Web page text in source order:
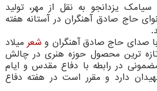
یزدانجو به نقل از مهر، تولید
حاج صادق آهنگران در آستانه هفته
صدای حاج صادق آهنگران و شعر میلاد
ترین محصول حوزه هنری در چالش
در رابطه با دفاع مقدس و ایام
دارد و مقرر است در هفته دفاع